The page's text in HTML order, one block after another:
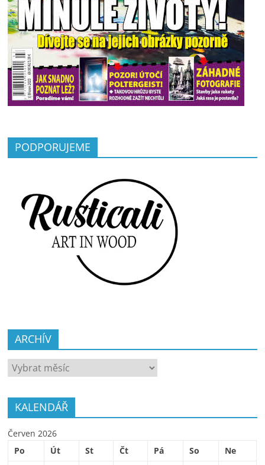
PODPORUJEME
ARCHÍV
ARCHÍV
KALENDÁŘ
Červen 2026
Po
Út St Čt Pá So
Ne